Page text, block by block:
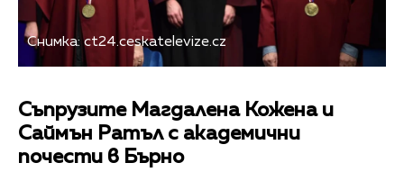
Снимка: ct24.ceskatelevize.cz
Съпрузите Магдалена Кожена и
Саймън Ратъл с академични
почести в Бърно